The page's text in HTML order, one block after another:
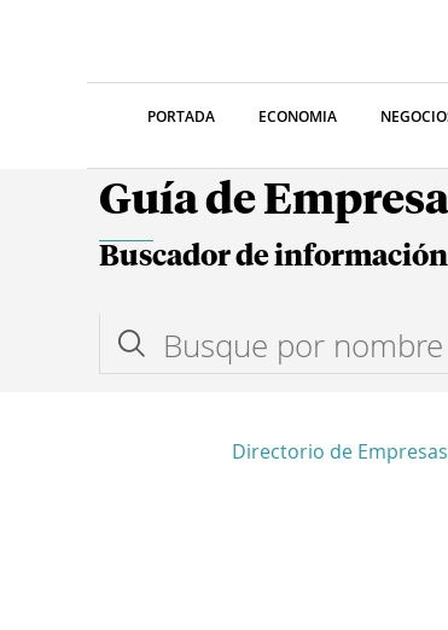
PORTADA ECONOMIA
Guía de
Buscador de información
Directorio de Empresas